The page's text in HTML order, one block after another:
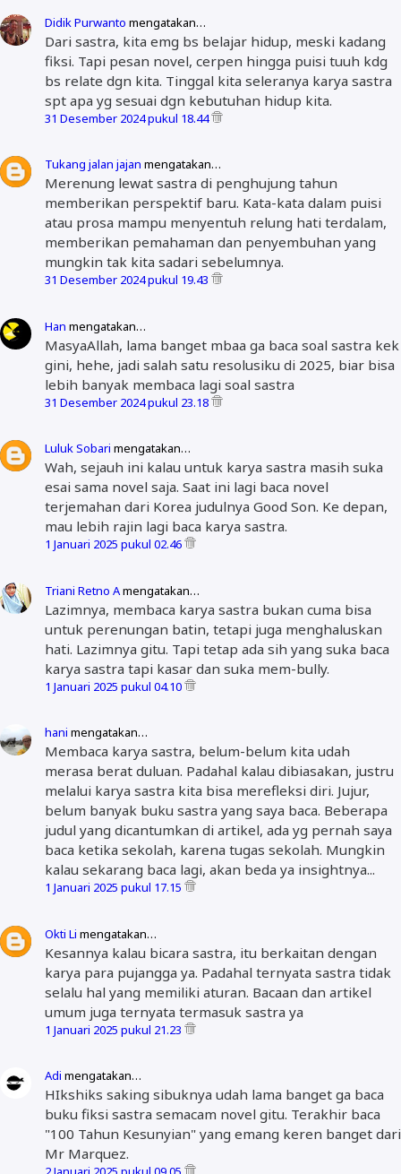
Didik Purwanto mengatakan…
Dari sastra, kita emg bs belajar hidup, meski kadang
fiksi. Tapi pesan novel, cerpen hingga puisi tuuh kdg
bs relate dgn kita. Tinggal kita seleranya karya sastra
spt apa yg sesuai dgn kebutuhan hidup kita.
31 Desember 2024 pukul 18.44
Tukang jalan jajan mengatakan…
Merenung lewat sastra di penghujung tahun
memberikan perspektif baru. Kata-kata dalam puisi
atau prosa mampu menyentuh relung hati terdalam,
memberikan pemahaman dan penyembuhan yang
mungkin tak kita sadari sebelumnya.
31 Desember 2024 pukul 19.43
Han mengatakan…
MasyaAllah, lama banget mbaa ga baca soal sastra kek
gini, hehe, jadi salah satu resolusiku di 2025, biar bisa
lebih banyak membaca lagi soal sastra
31 Desember 2024 pukul 23.18
Luluk Sobari mengatakan…
Wah, sejauh ini kalau untuk karya sastra masih suka
esai sama novel saja. Saat ini lagi baca novel
terjemahan dari Korea judulnya Good Son. Ke depan,
mau lebih rajin lagi baca karya sastra.
1 Januari 2025 pukul 02.46
Triani Retno Amengatakan…
Lazimnya, membaca karya sastra bukan cuma bisa
untuk perenungan batin, tetapi juga menghaluskan
hati. Lazimnya gitu. Tapi tetap ada sih yang suka baca
karya sastra tapi kasar dan suka mem-bully.
1 Januari 2025 pukul 04.10
hani mengatakan…
Membaca karya sastra, belum-belum kita udah
merasa berat duluan. Padahal kalau dibiasakan, justru
melalui karya sastra kita bisa merefleksi diri. Jujur,
belum banyak buku sastra yang saya baca. Beberapa
judul yang dicantumkan di artikel, ada yg pernah saya
baca ketika sekolah, karena tugas sekolah. Mungkin
kalau sekarang baca lagi, akan beda ya insightnya...
1 Januari 2025 pukul 17.15
Okti Li mengatakan…
Kesannya kalau bicara sastra, itu berkaitan dengan
karya para pujangga ya. Padahal ternyata sastra tidak
selalu hal yang memiliki aturan. Bacaan dan artikel
umum juga ternyata termasuk sastra ya
1 Januari 2025 pukul 21.23
Adi mengatakan…
HIkshiks saking sibuknya udah lama banget ga baca
buku fiksi sastra semacam novel gitu. Terakhir baca
"100 Tahun Kesunyian" yang emang keren banget dari
Mr Marquez.